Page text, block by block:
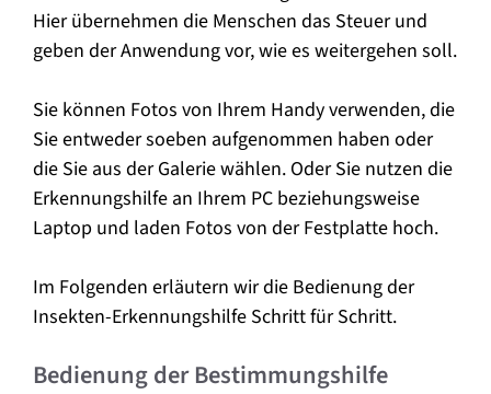
Hier übernehmen die Menschen das Steuer und
geben der Anwendung vor, wie es weitergehen soll.
Sie können Fotos von Ihrem Handy verwenden, die
Sie entweder soeben aufgenommen haben oder
die Sie aus der Galerie wählen. Oder Sie nutzen die
Erkennungshilfe an Ihrem PC beziehungsweise
Laptop und laden Fotos von der Festplatte hoch.
Im Folgenden erläutern wir die Bedienung der
Insekten-Erkennungshilfe Schritt für Schritt.
Bedienung der Bestimmungshilfe